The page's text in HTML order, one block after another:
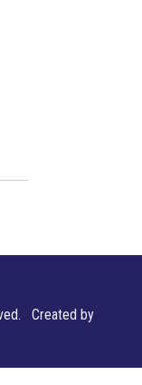
Created by